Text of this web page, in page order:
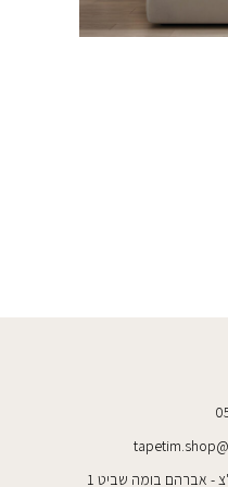
סניף ראשל"צ - אברהם בומה שביט 1